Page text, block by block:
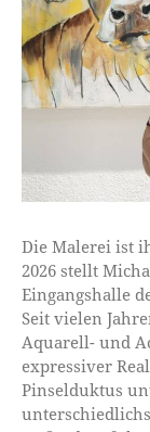
Die Malerei ist
2026 stellt
Eingangshalle
Seit vielen
Aquarell- und
expressiver
Pinselduktus